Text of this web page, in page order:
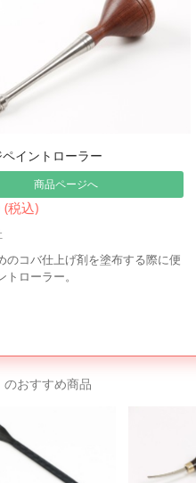
イントローラー
商品ページへ
税込)
のコバ仕上げ剤を塗布する際に便
ローラー。
のおすすめ商品